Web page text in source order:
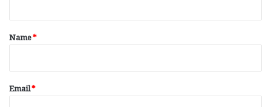
*
Name*
Email*